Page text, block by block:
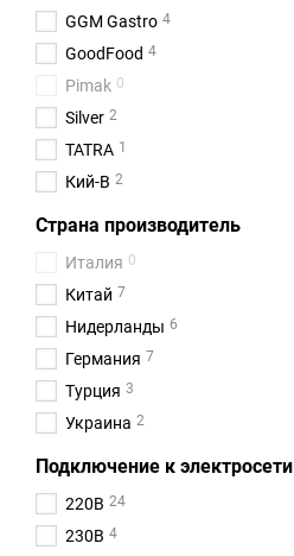
GGM Gastro 4
GoodFood 4
Pimak 0
Silver 2
TATRA 1
Кий-В 2
Страна производитель
Италия 0
Китай 7
Нидерланды 6
Германия 7
Турция 3
Украина 2
Подключение к электросети
220В 24
230В 4